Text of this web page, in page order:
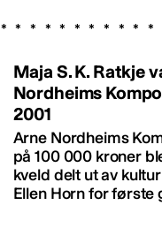
Maja S. K. Ratkje
Nordheims
2001
Arne Nordheims
på 100 000 kroner
kveld delt ut av
Ellen Horn for første